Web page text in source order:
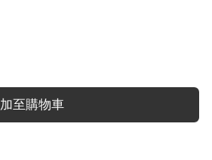
加至購物車